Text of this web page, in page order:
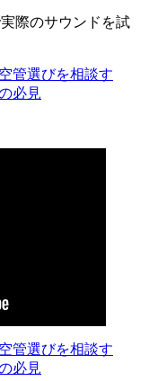
際のサウンドを試
管選びを相談す
必見
管選びを相談す
必見